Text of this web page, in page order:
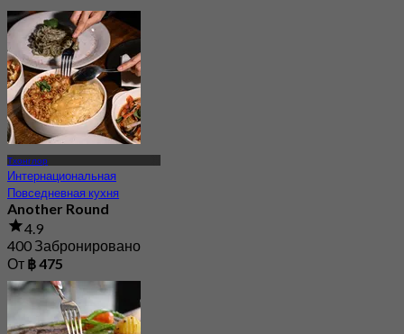
Тхонглор
Интернациональная
Повседневная кухня
Another Round
4.9
400 Забронировано
От ฿ 475